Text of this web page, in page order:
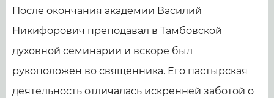
После окончания академии Василий
Никифорович преподавал в Тамбовской
духовной семинарии и вскоре был
рукоположен во священника. Его пастырская
деятельность отличалась искренней заботой о